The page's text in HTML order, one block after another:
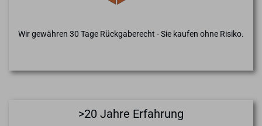
Wir gewähren 30 Tage Rückgaberecht - Sie kaufen ohne Risiko.
>20 Jahre Erfahrung